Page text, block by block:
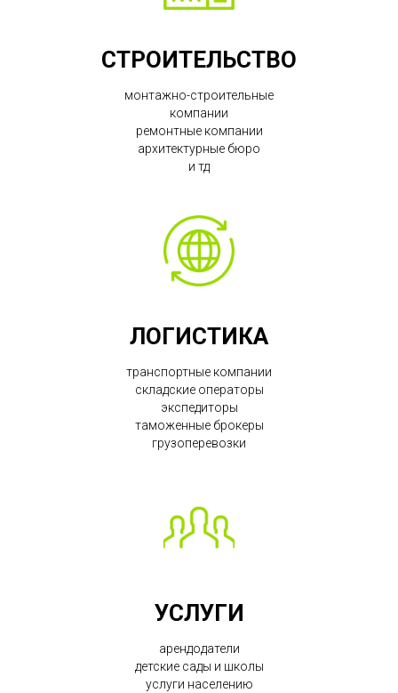
СТРОИТЕЛЬСТВО
монтажно-строительные
компании
ремонтные компании
архитектурные бюро
и тд
ЛОГИСТИКА
транспортные компании
складские операторы
экспедиторы
таможенные брокеры
грузоперевозки
УСЛУГИ
арендодатели
детские сады и школы
услуги населению